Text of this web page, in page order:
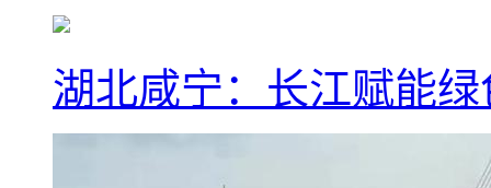
湖北咸宁：长江赋能